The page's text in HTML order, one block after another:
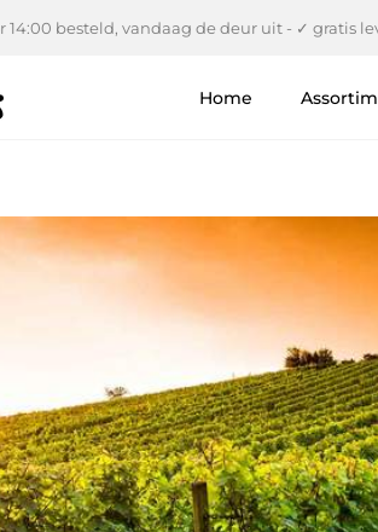
besteld, vandaag de deur uit - ✓ gratis
Home